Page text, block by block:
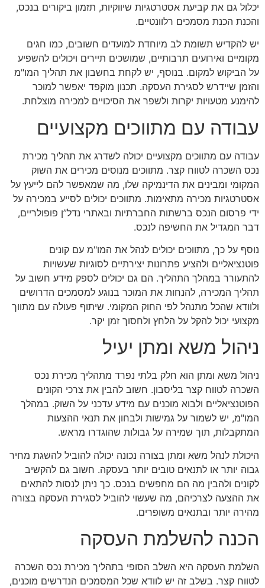
יכלול גם את קביעת אסטרטגיות שיווקיות, תזמון ביקורים בנכס,
והכנת הכנת מסמכים רלוונטיים.
יש להקדיש תשומת לב מיוחדת למועדים חשובים, כמו חגים
מקומיים ואירועים תרבותיים, שמושכים תיירים ויכולים להשפיע
על הביקוש למקום. בנוסף, יש לקחת בחשבון את תהליך המו"מ
והזמן שיידרש לסגירת העסקה. תכנון מוקפד יאפשר למוכר
להימנע מטעויות יקרות ולשפר את הסיכויים למכירה מוצלחת.
עבודה עם מתווכים מקצועיים
עבודה עם מתווכים מקצועיים יכולה לשדרג את תהליך מכירת
נכס השכרה לטווח קצר. מתווכים מנוסים מכירים את השוק
המקומי ומבינים את הדינמיקה שלו, מה שמאפשר להם לייעץ על
אסטרטגיות מכירה מתאימות. מתווכים יכולים לסייע במכירה על
ידי פרסום הנכס ברשתות החברתיות ובאתרי נדל”ן פופולריים,
דבר המגדיל את החשיפה לנכס.
נוסף על כך, מתווכים יכולים לנהל את המו"מ עם קונים
פוטנציאליים ולהציע פתרונות יצירתיים לסוגיות שעשויות
להתעורר במהלך התהליך. הם גם יכולים לספק מידע חשוב על
תהליך המכירה, להנחות את המוכר בנוגע למסמכים הדרושים
ולוודא שהכל מתנהל לפי החוק המקומי. שיתוף פעולה עם מתווך
מקצועי יכול להקל על הלחץ ולחסוך זמן יקר.
ניהול משא ומתן יעיל
ניהול משא ומתן הוא חלק בלתי נפרד מתהליך מכירת נכס
השכרה לטווח קצר בליסבון. חשוב להבין את צרכי הקונים
הפוטנציאליים ולבוא מוכנים עם מידע עדכני על השוק. במהלך
המו"מ, יש לשמור על גמישות ולבחון את תנאי ההצעות
המתקבלות, תוך שמירה על גבולות שהוגדרו מראש.
היכולת לנהל משא ומתן בצורה נכונה יכולה להוביל להשגת מחיר
גבוה יותר או לתנאים טובים יותר בעסקה. חשוב גם להקשיב
לקונים ולהבין מה הם מחפשים בנכס. כך ניתן לנסות להתאים
את ההצעה לצרכיהם, מה שעשוי להוביל לסגירת העסקה בצורה
מהירה יותר ובתנאים משופרים.
הכנה להשלמת העסקה
השלמת העסקה היא השלב הסופי בתהליך מכירת נכס השכרה
לטווח קצר. בשלב זה יש לוודא שכל המסמכים הנדרשים מוכנים,